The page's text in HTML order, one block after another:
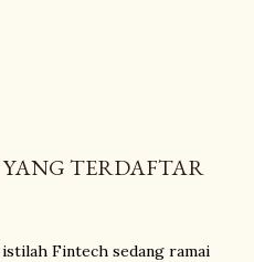
TERDAFTAR
Fintech sedang ramai